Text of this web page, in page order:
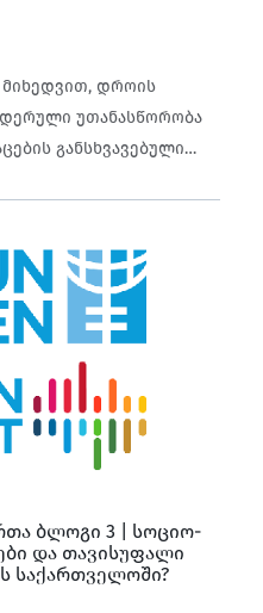
დროის
უთანასწორობა
განსხვავებული
შრომაზე. თუმცა,
დროის გამოყენების
რომ ეს
და ქალების
შრომის
დროის
განცდაზე.
ბლოგი 3 | სოციო-
და თავისუფალი
საქართველოში?